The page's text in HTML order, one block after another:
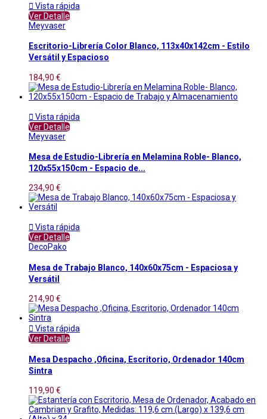
 Vista rápida
Ver Detalle
Meyvaser
Escritorio-Librería Color Blanco, 113x40x142cm - Estilo
Versátil y Espacioso
184,90 €
 Vista rápida
Ver Detalle
Meyvaser
Mesa de Estudio-Librería en Melamina Roble- Blanco,
120x55x150cm - Espacio de...
234,90 €
 Vista rápida
Ver Detalle
DecoPako
Mesa de Trabajo Blanco, 140x60x75cm - Espaciosa y
Versátil
214,90 €
 Vista rápida
Ver Detalle
Mesa Despacho ,Oficina, Escritorio, Ordenador 140cm
Sintra
119,90 €